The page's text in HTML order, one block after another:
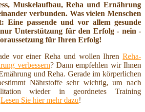
Muskelaufbau, Reha und Ernährung
verbunden. Was vielen Menschen
Eine passende und vor allem gesunde
Unterstützung für den Erfolg - nein -
für Ihren Erfolg!
vor einer Reha und wollen Ihren Reha-
verbessern? Dann empfehlen wir Ihnen
und Reha. Gerade im körperlichen
Nährstoffe sehr wichtig, um nach
wieder in geordnetes Training
Lesen Sie hier mehr dazu!